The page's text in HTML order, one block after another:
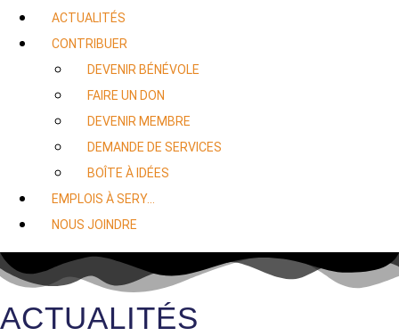
ACTUALITÉS
CONTRIBUER
DEVENIR BÉNÉVOLE
FAIRE UN DON
DEVENIR MEMBRE
DEMANDE DE SERVICES
BOÎTE À IDÉES
EMPLOIS À SERY…
NOUS JOINDRE
ACTUALITÉS